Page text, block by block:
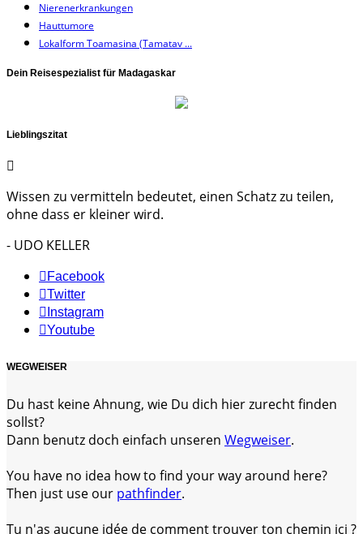
Nierenerkrankungen
Hauttumore
Lokalform Toamasina (Tamatav ...
Dein Reisespezialist für Madagaskar
Lieblingszitat
Wissen zu vermitteln bedeutet, einen Schatz zu teilen,
ohne dass er kleiner wird.
- UDO KELLER
Facebook
Twitter
Instagram
Youtube
WEGWEISER
Du hast keine Ahnung, wie Du dich hier zurecht finden
sollst?
Dann benutz doch einfach unseren Wegweiser.
You have no idea how to find your way around here?
Then just use our pathfinder.
Tu n'as aucune idée de comment trouver ton chemin ici ?